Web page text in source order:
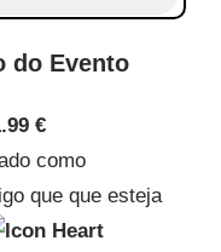
do Evento
€
como
que que esteja